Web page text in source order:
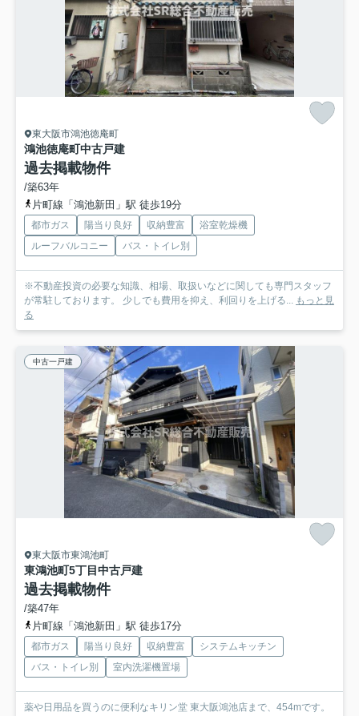
東大阪市鴻池徳庵町
鴻池徳庵町中古戸建
過去掲載物件
/築63年
片町線「鴻池新田」駅 徒歩19分
都市ガス 陽当り良好 収納豊富
浴室乾燥機
ルーフバルコニー
バス・トイレ別
※不動産投資の必要な知識、相場、取扱いなどに関しても専門スタッフ
が常駐しております。 少しでも費用を抑え、利回りを上げる... もっと見
る
中古一戸建
東大阪市東鴻池町
東鴻池町5丁目中古戸建
過去掲載物件
/築47年
片町線「鴻池新田」駅 徒歩17分
都市ガス 陽当り良好 収納豊富
システムキッチン
バス・トイレ別
室内洗濯機置場
薬や日用品を買うのに便利なキリン堂 東大阪鴻池店まで、454mです。